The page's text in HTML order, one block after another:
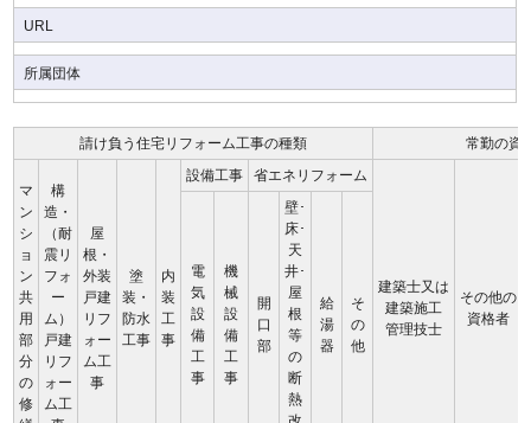
URL
所属団体
請け負う住宅リフォーム工事の種類 常勤の資
マ
ン
シ
ョ
ン
共
用
部
分
の
修
構
造・
（耐
震リ
フォ
ー
ム）
戸建
リフ
ォー
ム工
屋
根・
外装
戸建
リフ
ォー
ム工
事
塗
装・
防水
工事
内
装
工
事
設備工事 省エネリフォーム
建築士又は
建築施工
管理技士
その他の
資格者
電
気
設
備
工
事
機
械
設
備
工
事
開
口
部
壁･
床･
天
井･
屋
根
等
の
断
熱
給
湯
器
そ
の
他